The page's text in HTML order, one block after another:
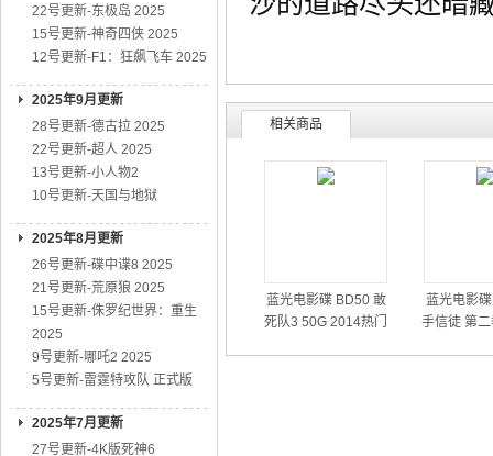
22号更新-东极岛 2025
15号更新-神奇四侠 2025
12号更新-F1：狂飙飞车 2025
2025年9月更新
28号更新-德古拉 2025
22号更新-超人 2025
13号更新-小人物2
10号更新-天国与地狱
2025年8月更新
26号更新-碟中谍8 2025
21号更新-荒原狼 2025
15号更新-侏罗纪世界：重生
2025
9号更新-哪吒2 2025
5号更新-雷霆特攻队 正式版
2025年7月更新
27号更新-4K版死神6
相关商品
蓝光电影碟 BD50 敢
死队3 50G 2014热门
蓝光电影
手信徒 第